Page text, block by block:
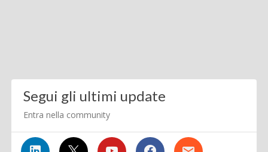
Segui gli ultimi update
Entra nella community